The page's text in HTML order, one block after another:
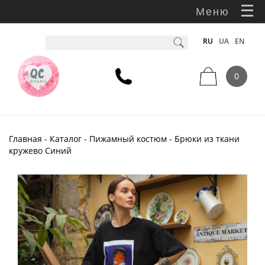
Меню
RU UA EN
0
Главная - Каталог - Пижамный костюм - Брюки из ткани
кружево Синий